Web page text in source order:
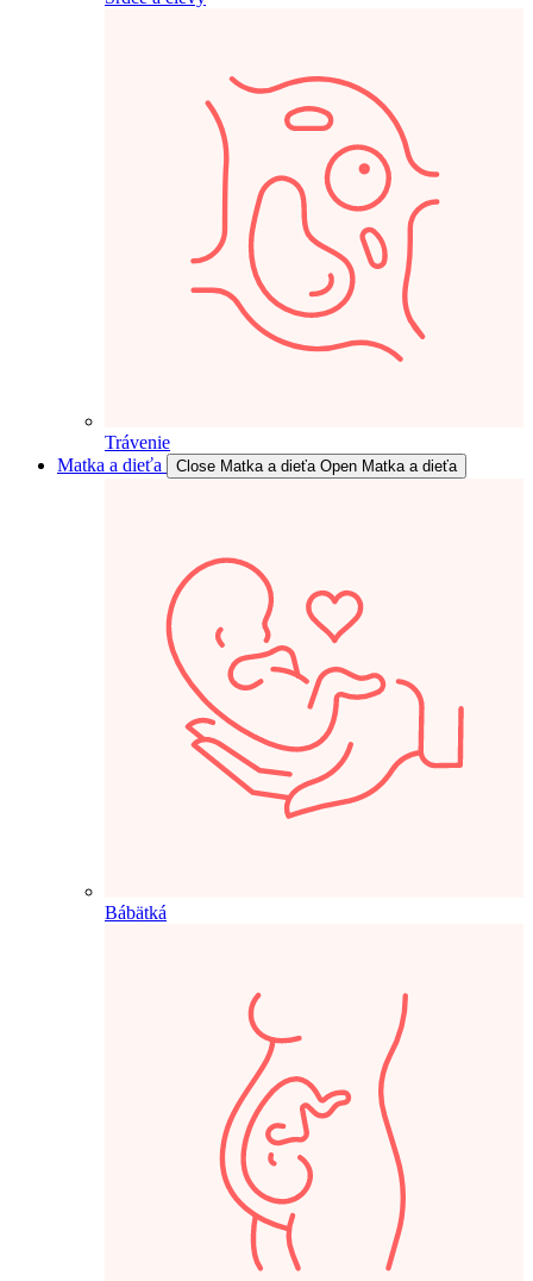
Trávenie
Matka a dieťa
Close Matka a dieťa Open Matka a dieťa
Bábätká